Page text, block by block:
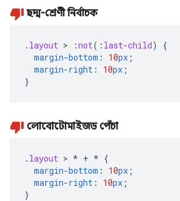
ছদ্ম-শ্রেণী নির্বাচক
. layout > :not( : last-child)
{
margin-bottom : 10px ;
margin-right : 10px ;
}
লোবোটোমাইজড পেঁচা
. layout > * + * {
margin-bottom : 10px ;
margin-right : 10px ;
}